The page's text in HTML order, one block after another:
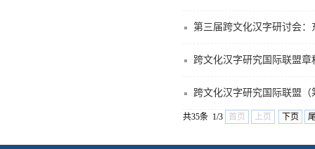
第三届跨文化汉字研讨会
跨文化汉字研究国际联盟章
跨文化汉字研究国际联盟
共35条 1/3 首页 上页 下页